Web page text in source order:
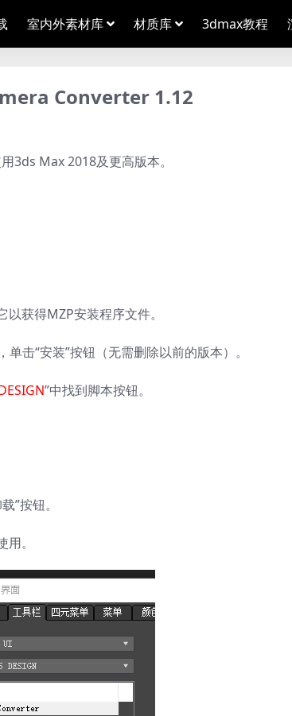
室内外素材库 材质库 3dmax教程
Converter 1.12
3ds Max 2018及更高版本。
获得MZP安装程序文件。
击“安装”按钮（无需删除以前的版本）。
”中找到脚本按钮。
”按钮。
。